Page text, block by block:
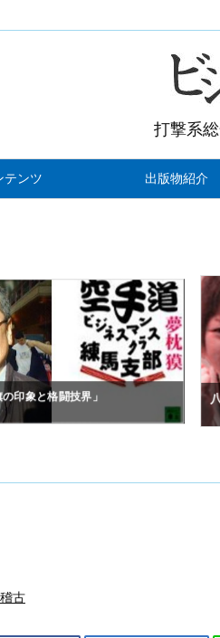
打撃系
テンツ 出版物紹介
印象と格闘技界」
古